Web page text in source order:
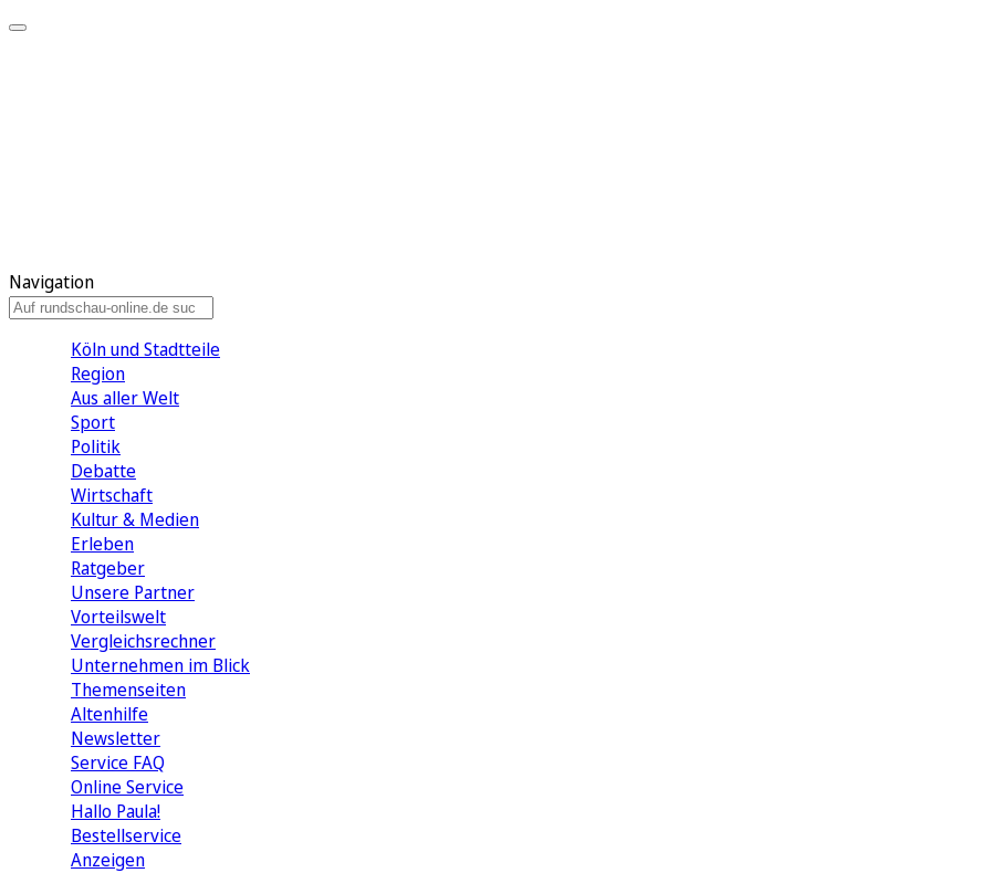
Navigation
Köln und Stadtteile
Region
Aus aller Welt
Sport
Politik
Debatte
Wirtschaft
Kultur & Medien
Erleben
Ratgeber
Unsere Partner
Vorteilswelt
Vergleichsrechner
Unternehmen im Blick
Themenseiten
Altenhilfe
Newsletter
Service FAQ
Online Service
Hallo Paula!
Bestellservice
Anzeigen